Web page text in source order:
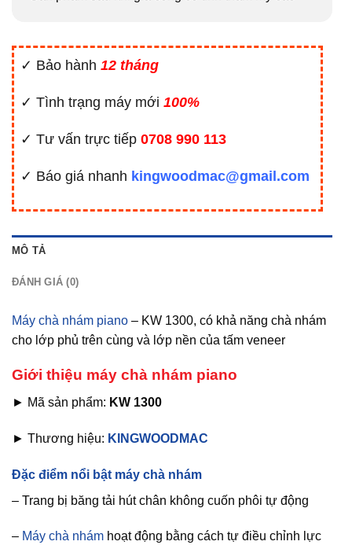
✓ Bảo hành 12 tháng
✓ Tình trạng máy mới 100%
✓ Tư vấn trực tiếp 0708 990 113
✓ Báo giá nhanh kingwoodmac@gmail.com
MÔ TẢ
ĐÁNH GIÁ (0)
Máy chà nhám piano – KW 1300, có khả năng chà nhám
cho lớp phủ trên cùng và lớp nền của tấm veneer
Giới thiệu máy chà nhám piano
► Mã sản phẩm: KW 1300
► Thương hiệu: KINGWOODMAC
Đặc điểm nổi bật máy chà nhám
– Trang bị băng tải hút chân không cuốn phôi tự động
– Máy chà nhám hoạt động bằng cách tự điều chỉnh lực